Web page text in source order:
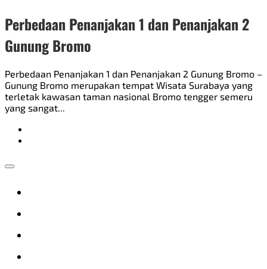
Perbedaan Penanjakan 1 dan Penanjakan 2
Gunung Bromo
Perbedaan Penanjakan 1 dan Penanjakan 2 Gunung Bromo –
Gunung Bromo merupakan tempat Wisata Surabaya yang
terletak kawasan taman nasional Bromo tengger semeru
yang sangat...